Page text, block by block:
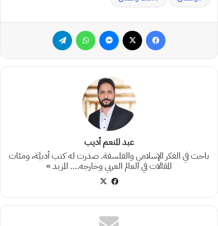
فيسبوك ماسنجر واتساب
عبد المنعم أديب
باحث في الفكر الإسلامي والفلسفة. صدرت له كتب أدبيَّة، ومئات
المقالات في العالم العربي وخارجه.… المزيد »
فيسبوك